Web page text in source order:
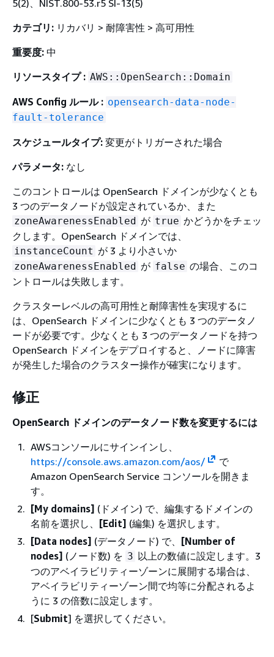
5(2)、NIST.800-53.r5 SI-13(5)
カテゴリ: リカバリ > 耐障害性 > 高可用性
重要度: 中
リソースタイプ : AWS::OpenSearch::Domain
AWS Config ルール : opensearch-data-node-
fault-tolerance
スケジュールタイプ: 変更がトリガーされた場合
パラメータ: なし
このコントロールは OpenSearch ドメインが少なくとも
3 つのデータノードが設定されているか、また
zoneAwarenessEnabled が true かどうかをチェッ
クします。OpenSearch ドメインでは、
instanceCount が 3 より小さいか
zoneAwarenessEnabled が false の場合、このコ
ントロールは失敗します。
クラスターレベルの高可用性と耐障害性を実現するに
は、OpenSearch ドメインに少なくとも 3 つのデータノ
ードが必要です。少なくとも 3 つのデータノードを持つ
OpenSearch ドメインをデプロイすると、ノードに障害
が発生した場合のクラスター操作が確実になります。
修正
OpenSearch ドメインのデータノード数を変更するには
AWSコンソールにサインインし、
https://console.aws.amazon.com/aos/
で
Amazon OpenSearch Service コンソールを開きま
す。
[My domains] (ドメイン) で、編集するドメインの
名前を選択し、
[Edit] (編集) を選択します。
[Data nodes] (データノード) で、
[Number of
nodes] (ノード数) を 3 以上の数値に設定します。3
つのアベイラビリティーゾーンに展開する場合は、
アベイラビリティーゾーン間で均等に分配されるよ
うに 3 の倍数に設定します。
[Submit] を選択してください。